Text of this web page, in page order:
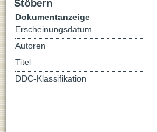
Stöbern
Dokumentanzeige
Erscheinungsdatum
Autoren
Titel
DDC-Klassifikation